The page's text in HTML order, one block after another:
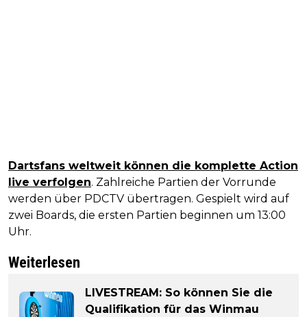
Dartsfans weltweit können die komplette Action
live verfolgen. Zahlreiche Partien der Vorrunde
werden über PDCTV übertragen. Gespielt wird auf
zwei Boards, die ersten Partien beginnen um 13:00
Uhr.
Weiterlesen
LIVESTREAM: So können Sie die
Qualifikation für das Winmau